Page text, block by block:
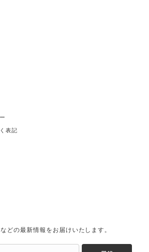
表記
どの最新情報をお届けいたします。